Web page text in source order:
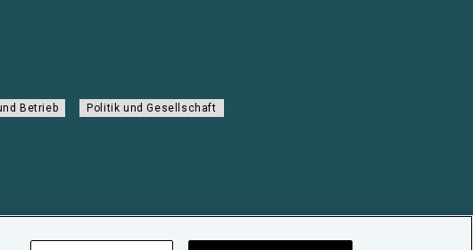
Betrieb Politik und Gesellschaft